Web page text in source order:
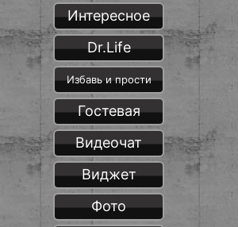
Интересное
Dr.Life
Избавь и прости
Гостевая
Видеочат
Виджет
Фото